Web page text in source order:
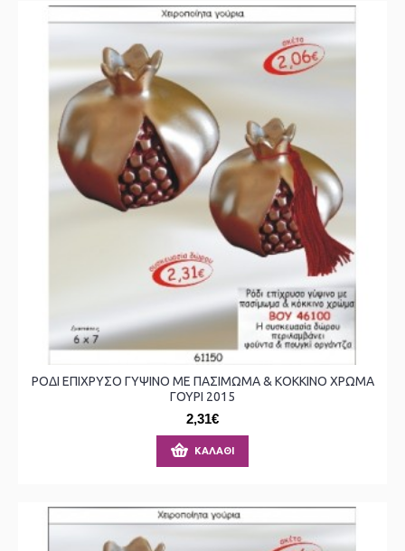
ΡΟΔΙ ΕΠΙΧΡΥΣΟ ΓΥΨΙΝΟ ΜΕ ΠΑΣΙΜΩΜΑ & ΚΟΚΚΙΝΟ ΧΡΩΜΑ
ΓΟΥΡΙ 2015
2,31€
ΚΑΛΆΘΙ